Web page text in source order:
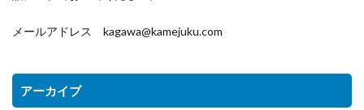
メールアドレス kagawa@kamejuku.com
アーカイブ